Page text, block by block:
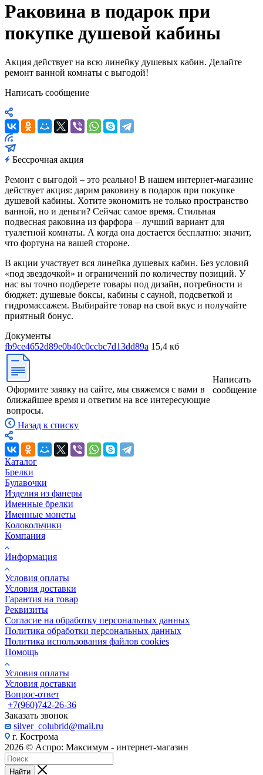
Раковина в подарок при
покупке душевой кабины
Акция действует на всю линейку душевых кабин. Делайте
ремонт ванной комнаты с выгодой!
Написать сообщение
Бессрочная акция
Ремонт с выгодой – это реально! В нашем интернет-магазине
действует акция: дарим раковину в подарок при покупке
душевой кабины. Хотите экономить не только пространство
ванной, но и деньги? Сейчас самое время. Стильная
подвесная раковина из фарфора – лучший вариант для
туалетной комнаты. А когда она достается бесплатно: значит,
что фортуна на вашей стороне.
В акции участвует вся линейка душевых кабин. Без условий
«под звездочкой» и ограничений по количеству позиций. У
нас вы точно подберете товары под дизайн, потребности и
бюджет: душевые боксы, кабины с сауной, подсветкой и
гидромассажем. Выбирайте товар на свой вкус и получайте
приятный бонус.
Документы
fb9ce4652d89e0b40c0ccbc7d13dd89a 15,4 кб
Оформите заявку на сайте, мы свяжемся с вами в
ближайшее время и ответим на все интересующие
вопросы.
Написать
сообщение
Назад к списку
Каталог
Брелки
Булавочки
Изделия из фанеры
Именные брелки
Именные монеты
Колокольчики
Компания
Информация
Условия оплаты
Условия доставки
Гарантия на товар
Реквизиты
Согласие на обработку персональных данных
Политика обработки персональных данных
Политика использования файлов cookies
Помощь
Условия оплаты
Условия доставки
Вопрос-ответ
+7(960)742-26-36
Заказать звонок
silver_colubrid@mail.ru
г. Кострома
2026 © Аспро: Максимум - интернет-магазин
Найти